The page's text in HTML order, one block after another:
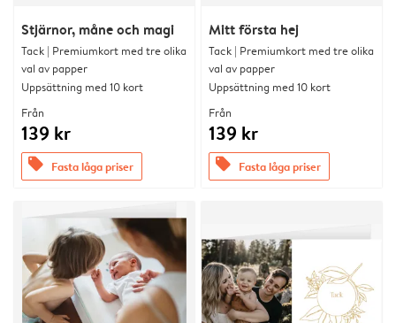
Stjärnor, måne och magi
Tack | Premiumkort med tre olika
val av papper
Uppsättning med 10 kort
Från
139 kr
offers Fasta låga priser
Mitt första hej
Tack | Premiumkort med tre olika
val av papper
Uppsättning med 10 kort
Från
139 kr
offers Fasta låga priser